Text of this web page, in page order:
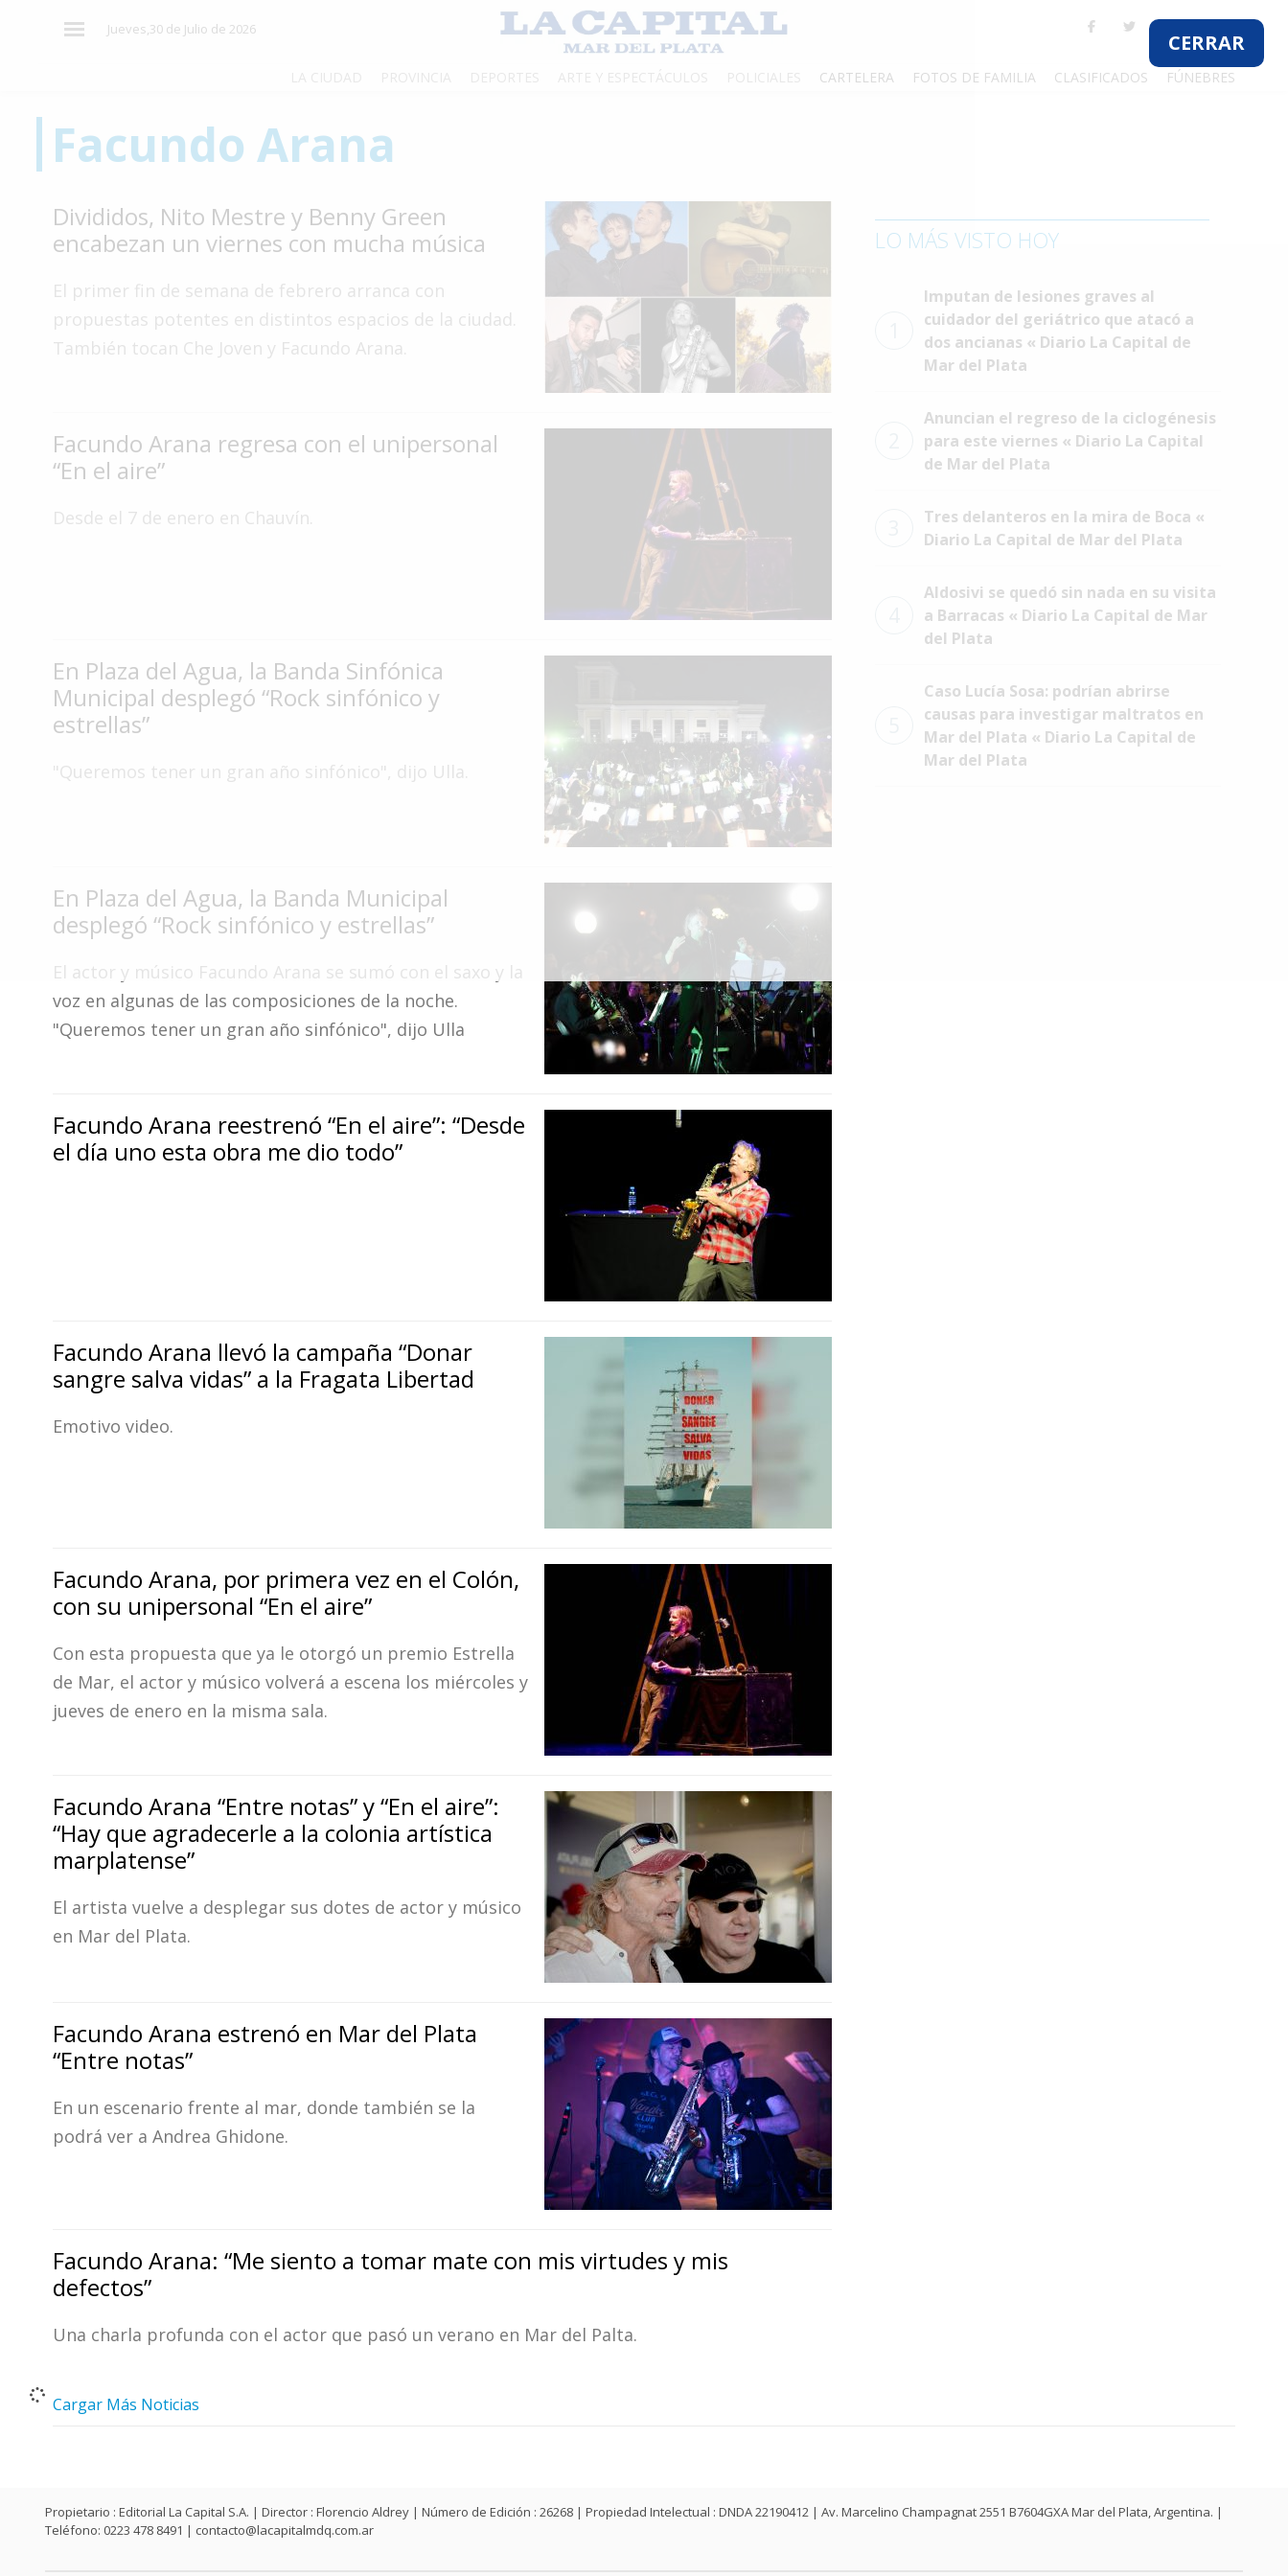
CERRAR
Jueves,30 de Julio de 2026
CARTELERA FOTOS DE FAMILIA CLASIFICADOS FÚNEBRES
País
Mundo
Tecnología
Interés
General
Policiales
Cartelera
Facundo Arana
Divididos, Nito Mestre y Benny Green
encabezan un viernes con mucha música
El primer fin de semana de febrero arranca con
propuestas potentes en distintos espacios de la ciudad.
También tocan Che Joven y Facundo Arana.
Facundo Arana regresa con el unipersonal
“En el aire”
Desde el 7 de enero en Chauvín.
En Plaza del Agua, la Banda Sinfónica
Municipal desplegó “Rock sinfónico y
estrellas”
"Queremos tener un gran año sinfónico", dijo Ulla.
En Plaza del Agua, la Banda Municipal
desplegó “Rock sinfónico y estrellas”
El actor y músico Facundo Arana se sumó con el saxo y la
voz en algunas de las composiciones de la noche.
"Queremos tener un gran año sinfónico", dijo Ulla
Facundo Arana reestrenó “En el aire”: “Desde
el día uno esta obra me dio todo”
Facundo Arana llevó la campaña “Donar
sangre salva vidas” a la Fragata Libertad
Emotivo video.
Facundo Arana, por primera vez en el Colón,
con su unipersonal “En el aire”
Con esta propuesta que ya le otorgó un premio Estrella
de Mar, el actor y músico volverá a escena los miércoles y
jueves de enero en la misma sala.
Facundo Arana “Entre notas” y “En el aire”:
“Hay que agradecerle a la colonia artística
marplatense”
El artista vuelve a desplegar sus dotes de actor y músico
en Mar del Plata.
Facundo Arana estrenó en Mar del Plata
“Entre notas”
En un escenario frente al mar, donde también se la
podrá ver a Andrea Ghidone.
Facundo Arana: “Me siento a tomar mate con mis virtudes y mis
defectos”
Una charla profunda con el actor que pasó un verano en Mar del Palta.
Cargar Más Noticias
LO MÁS VISTO HOY
Imputan de lesiones graves al
cuidador del geriátrico que atacó a
dos ancianas « Diario La Capital de
Mar del Plata
Anuncian el regreso de la ciclogénesis
para este viernes « Diario La Capital
de Mar del Plata
Tres delanteros en la mira de Boca «
Diario La Capital de Mar del Plata
Aldosivi se quedó sin nada en su visita
a Barracas « Diario La Capital de Mar
del Plata
Caso Lucía Sosa: podrían abrirse
causas para investigar maltratos en
Mar del Plata « Diario La Capital de
Mar del Plata
Propietario : Editorial La Capital S.A. | Director : Florencio Aldrey | Número de Edición : 26268 | Propiedad Intelectual : DNDA 22190412 | Av. Marcelino Champagnat 2551 B7604GXA Mar del Plata, Argentina. |
Teléfono: 0223 478 8491 | contacto@lacapitalmdq.com.ar